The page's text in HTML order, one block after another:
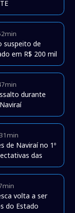
suspeito de
em R$ 200 mil
durante
de Naviraí no 1º
das
volta a ser
do Estado